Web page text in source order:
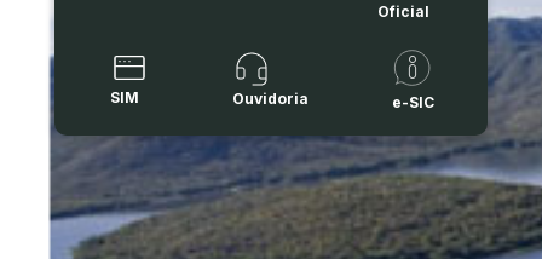
Oficial
SIM Ouvidoria e-SIC